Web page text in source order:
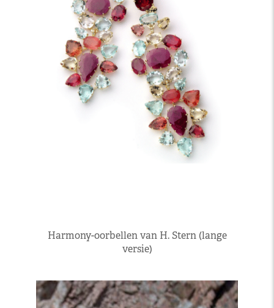
Harmony-oorbellen van H. Stern (lange
versie)